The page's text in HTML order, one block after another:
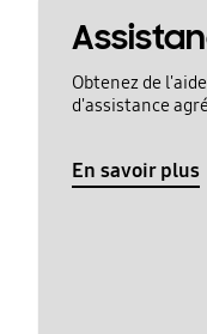
Obtenez de
d'assistance
En savoir plus